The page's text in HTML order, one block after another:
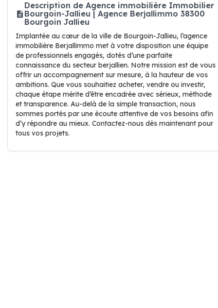
Description de Agence immobilière Immobilier
Bourgoin-Jallieu | Agence Berjallimmo 38300
Bourgoin Jallieu
Implantée au cœur de la ville de Bourgoin-Jallieu, l’agence
immobilière Berjallimmo met à votre disposition une équipe
de professionnels engagés, dotés d’une parfaite
connaissance du secteur berjallien. Notre mission est de vous
offrir un accompagnement sur mesure, à la hauteur de vos
ambitions. Que vous souhaitiez acheter, vendre ou investir,
chaque étape mérite d’être encadrée avec sérieux, méthode
et transparence. Au-delà de la simple transaction, nous
sommes portés par une écoute attentive de vos besoins afin
d’y répondre au mieux. Contactez-nous dès maintenant pour
tous vos projets.